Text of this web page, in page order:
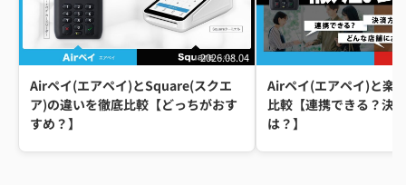
2026.08.04
Airペイ(エアペイ)とSquare(スクエ
ア)の違いを徹底比較【どっちがおす
すめ？】
Airペイ(エアペイ)と楽
比較【連携できる？決
は？】